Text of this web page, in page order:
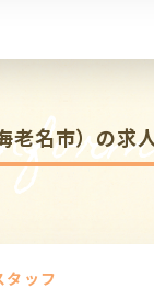
老名市）の求
タッフ